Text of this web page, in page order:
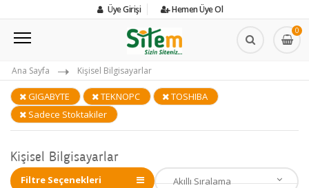
Üye Girişi Hemen Üye Ol
0
Ana Sayfa Kişisel Bilgisayarlar
GIGABYTE TEKNOPC
TOSHIBA
Sadece Stoktakiler
Kişisel Bilgisayarlar
Filtre Seçenekleri